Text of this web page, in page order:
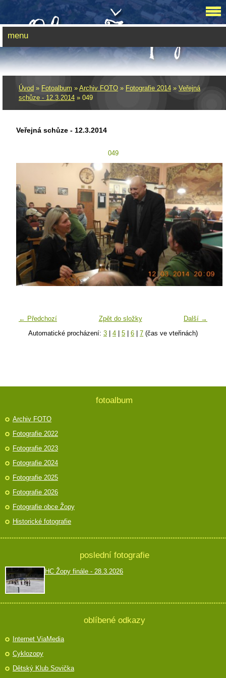
Úvod » Fotoalbum » Archiv FOTO » Fotografie 2014 » Veřejná
schůze - 12.3.2014 » 049
Veřejná schůze - 12.3.2014
049
← Předchozí Další →
Zpět do složky
Automatické procházení: 3 4 5 6 7 (čas ve vteřinách)
menu
fotoalbum
Archiv FOTO
Fotografie 2022
Fotografie 2023
Fotografie 2024
Fotografie 2025
Fotografie 2026
Fotografie obce Žopy
Historické fotografie
poslední fotografie
HC Žopy finále - 28.3.2026
oblíbené odkazy
Internet ViaMedia
Cyklozopy
Dětský Klub Sovička